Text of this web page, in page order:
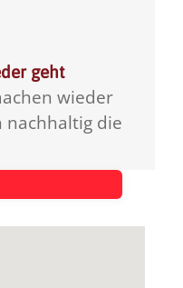
geht
wieder
nachhaltig die